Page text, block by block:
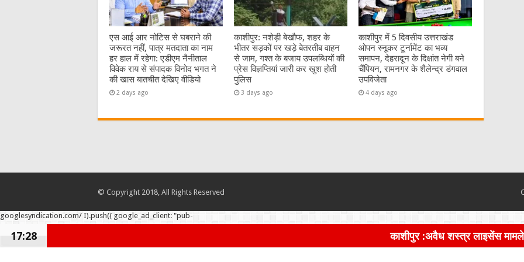
एस आई आर नोटिस से घबराने की
जरूरत नहीं, पात्र मतदाता का नाम
हर हाल में रहेगा: एडीएम नैनीताल
विवेक राय से संपादक विनोद भगत ने
की खास बातचीत देखिए वीडियो
2 days ago
काशीपुर: नशेड़ी बेखौफ, शहर के
भीतर सड़कों पर खड़े बेतरतीब वाहन
से जाम, गश्त के बजाय उपलब्धियों की
प्रेस विज्ञप्तियां जारी कर खुश होती
पुलिस
3 days ago
काशीपुर में 5 दिवसीय उत्तराखंड
ओपन स्नूकर टूर्नामेंट का भव्य
समापन, देहरादून के दिक्षांत नेगी बने
चैंपियन, रामनगर के शैलेन्द्र डंगवाल
उपविजेता
4 days ago
© Copyright 2018, All Rights Reserved
googlesyndication.com/ I).push({ google_ad_client: "pub-
काशीपुर :अवैध शस्त्र लाइसेंस मामले में पूर्व पार्षद
17:28